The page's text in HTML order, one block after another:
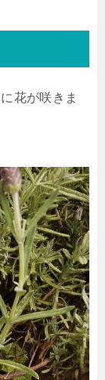
花が咲きま